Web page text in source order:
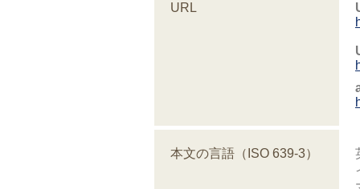
URL
本文の言語（ISO 639-3）